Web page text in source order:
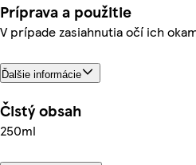
Príprava a použitie
V prípade zasiahnutia očí ich
Ďalšie informácie
Čistý obsah
250ml